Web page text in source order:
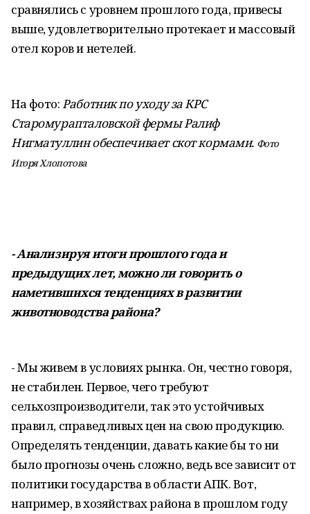
сравнялись с уровнем прошлого года, привесы
выше, удовлетворительно протекает и массовый
отел коров и нетелей.
На фото:Работник по уходу за КРС
Старомурапталовской фермы Ралиф
Нигматуллин обеспечивает скот кормами. Фото
Игоря Хлопотова
- Анализируя итоги прошлого года и
предыдущих лет, можно ли говорить о
наметившихся тенденциях в развитии
животноводства района?
- Мы живем в условиях рынка. Он, честно говоря,
не стабилен. Первое, чего требуют
сельхозпроизводители, так это устойчивых
правил, справедливых цен на свою продукцию.
Определять тенденции, давать какие бы то ни
было прогнозы очень сложно, ведь все зависит от
политики государства в области АПК. Вот,
например, в хозяйствах района в прошлом году